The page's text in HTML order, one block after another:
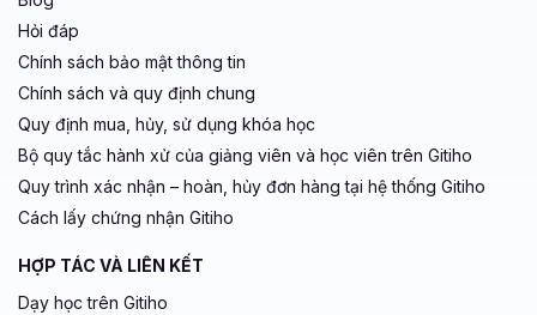
Hỏi đáp
Chính sách bảo mật thông tin
Chính sách và quy định chung
Quy định mua, hủy, sử dụng khóa học
Bộ quy tắc hành xử của giảng viên và học viên trên Gitiho
Quy trình xác nhận – hoàn, hủy đơn hàng tại hệ thống Gitiho
Cách lấy chứng nhận Gitiho
HỢP TÁC VÀ LIÊN KẾT
Dạy học trên Gitiho